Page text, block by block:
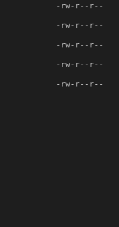
-rw-r--r--
-rw-r--r--
-rw-r--r--
-rw-r--r--
-rw-r--r--